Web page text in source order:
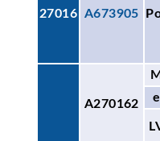
27016 A673905
A270162